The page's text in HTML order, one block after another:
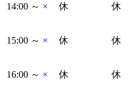
14:00 ～ × 休 休
15:00 ～ × 休 休
16:00 ～ × 休 休